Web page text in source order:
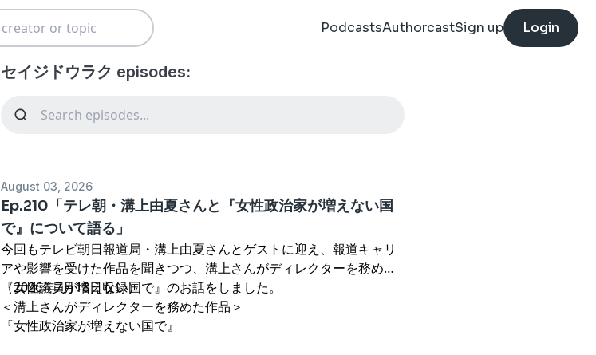
PodcastsAuthorcastSign up Login
セイジドウラク episodes:
August 03, 2026
Ep.210「テレ朝・溝上由夏さんと『女性政治家が増えない国
で』について語る」
今回もテレビ朝日報道局・溝上由夏さんとゲストに迎え、報道キャリ
アや影響を受けた作品を聞きつつ、溝上さんがディレクターを務めた
『女性議員が増えない国で』のお話をしました。
（2026年7月18日収録）
＜溝上さんがディレクターを務めた作品＞
『女性政治家が増えない国で』